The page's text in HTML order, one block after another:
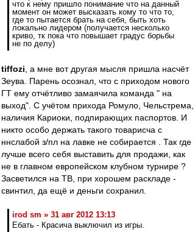
что к нему пришло понимание что на данный
момент он может высказать кому то что то,
где то пытается брать на себя, быть хоть
локально лидером (получается несколько
криво, тк пока что повышает градус борьбы
не по делу)
tiffozi , а мне вот другая мысля пришла насчёт
Зеува. Парень осознал, что с приходом нового
ГТ ему отчётливо замаячила команда " на
выход". С учётом прихода Ромуло, Чельстрема,
наличия Кариоки, подпирающих паспортов. И
никто особо держать такого товарисча с
ннслабой з/пл на лавке не собирается . Так где
лучше всего себя выставить для продажи, как
не в главном европейском клубном турнире ?
Засветился на ТВ, при хорошем раскладе -
свинтил, да ещё и деньги сохранил.
irod sm » 31 авг 2012 13:13
Ебать - Красича выключил из игры.